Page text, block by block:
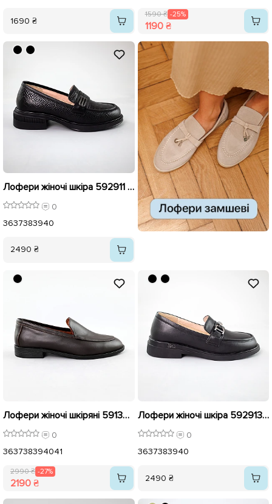
1690 ₴
1590 ₴ -25%
1190 ₴
Лофери жіночі шкіра 592911 Чорні
0
3637383940
2490 ₴
Лофери жіночі шкіряні 591369 Коричневі розпродаж
0
363738394041
2990 ₴ -27%
2190 ₴
Лофери жіночі шкіра 592913 Чорні
0
3637383940
2490 ₴